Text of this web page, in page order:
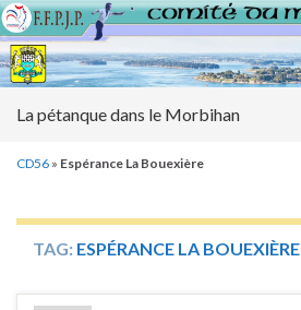
La pétanque dans le Morbihan
CD56 » Espérance La Bouexière
TAG: ESPÉRANCE LA BOUEXIÈRE